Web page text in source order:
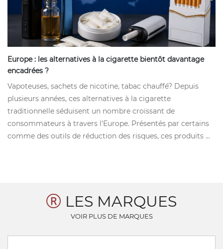
Europe : les alternatives à la cigarette bientôt davantage
encadrées ?
Vapoteuses, sachets de nicotine, tabac chauffé? Depuis
plusieurs années, ces alternatives à la cigarette
traditionnelle séduisent un nombre croissant de
consommateurs à travers l'Europe. Présentés par certains
comme des outils de réduction des risques, ces produits ...
LES MARQUES
VOIR PLUS DE MARQUES